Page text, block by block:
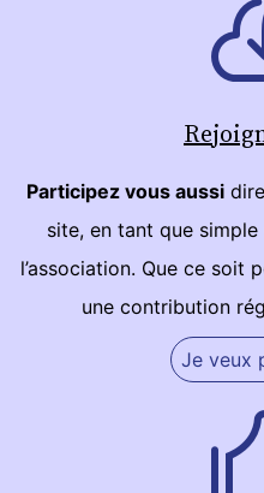
Participez vous aussi
site, en tant que
l’association. Que ce soit
une contribution
Je veux